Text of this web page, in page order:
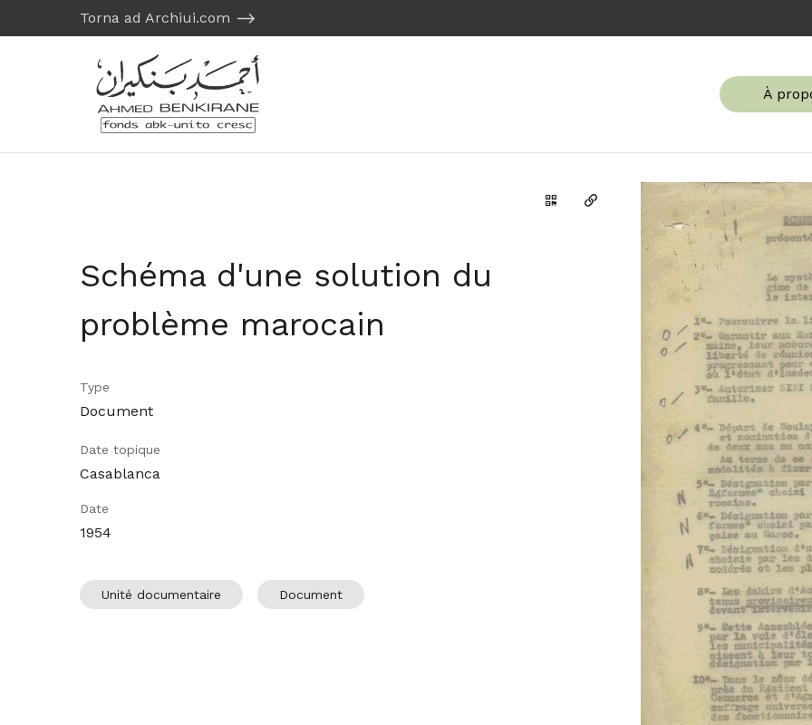
Torna ad Archiui.com
À
Générer le code QR de cette page
Copier le permalien
Schéma d'une solution du
problème marocain
Type
Document
Date topique
Casablanca
Date
1954
Unité documentaire Document